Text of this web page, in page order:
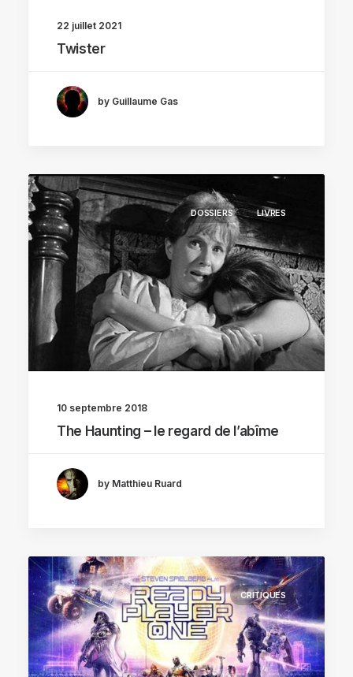
22 juillet 2021
Twister
by Guillaume Gas
DOSSIERS LIVRES
10 septembre 2018
The Haunting – le regard de l’abîme
by Matthieu Ruard
CRITIQUES